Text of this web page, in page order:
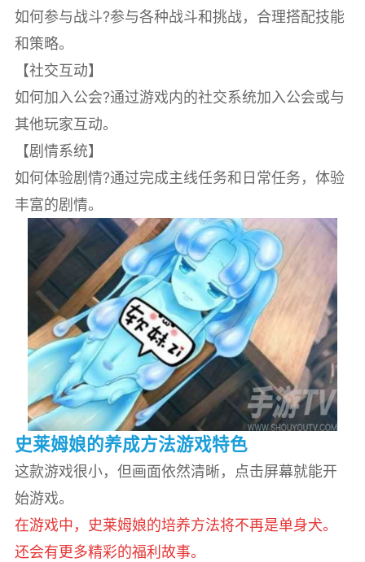
如何参与战斗?参与各种战斗和挑战，合理搭配技能
和策略。
【社交互动】
如何加入公会?通过游戏内的社交系统加入公会或与
其他玩家互动。
【剧情系统】
如何体验剧情?通过完成主线任务和日常任务，体验
丰富的剧情。
史莱姆娘的养成方法游戏特色
这款游戏很小，但画面依然清晰，点击屏幕就能开
始游戏。
在游戏中，史莱姆娘的培养方法将不再是单身犬。
还会有更多精彩的福利故事。